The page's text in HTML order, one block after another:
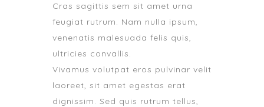
Cras sagittis sem sit amet urna
feugiat rutrum. Nam nulla ipsum,
venenatis malesuada felis quis,
ultricies convallis.
Vivamus volutpat eros pulvinar velit
laoreet, sit amet egestas erat
dignissim. Sed quis rutrum tellus,